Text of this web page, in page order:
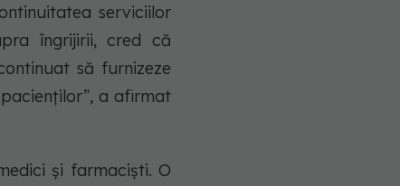
serviciilor
îngrijirii, cred că
să furnizeze
a afirmat
și farmaciști. O